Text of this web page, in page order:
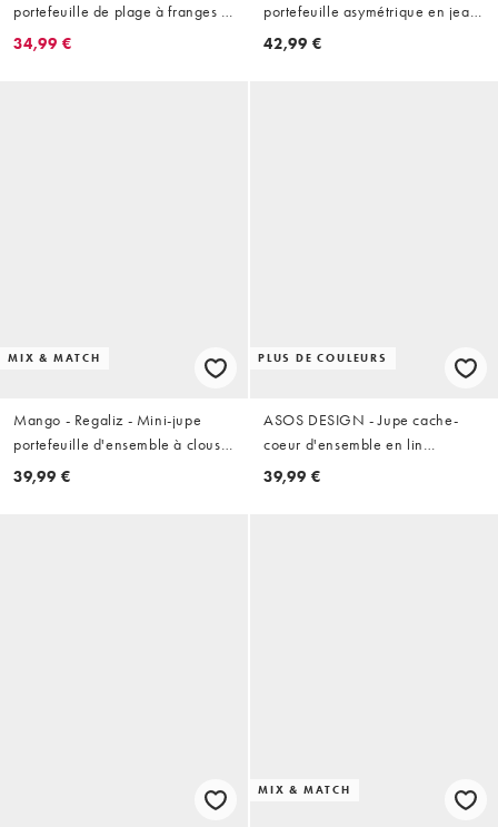
portefeuille de plage à franges et
boutons effet perles - Crème
34,99 €
portefeuille asymétrique en jean
- Bleu moyen
42,99 €
MIX & MATCH
Mango - Regaliz - Mini-jupe
portefeuille d'ensemble à clous -
Noir
39,99 €
PLUS DE COULEURS
ASOS DESIGN - Jupe cache-
coeur d'ensemble en lin
mélangé - Babeurre
39,99 €
MIX & MATCH